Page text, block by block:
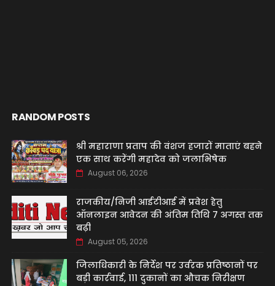
RANDOM POSTS
श्री महाराणा प्रताप की वंशज हजारों माताएं बहने
एक साथ करेंगी महादेव को जलाभिषेक
August 06, 2026
राजकीय/निजी आईटीआई में प्रवेश हेतु
ऑनलाइन आवेदन की अंतिम तिथि 7 अगस्त तक
बढ़ी
August 05, 2026
जिलाधिकारी के निर्देश पर उर्वरक प्रतिष्ठानों पर
बड़ी कार्रवाई, 111 दुकानों का औचक निरीक्षण